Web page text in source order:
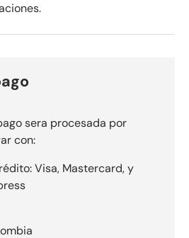
sera procesada por
con:
Visa, Mastercard, y